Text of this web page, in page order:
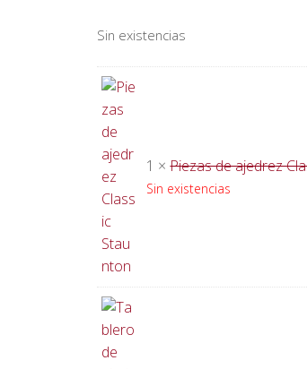
Sin existencias
1 ×Piezas de ajedrez
Sin existencias